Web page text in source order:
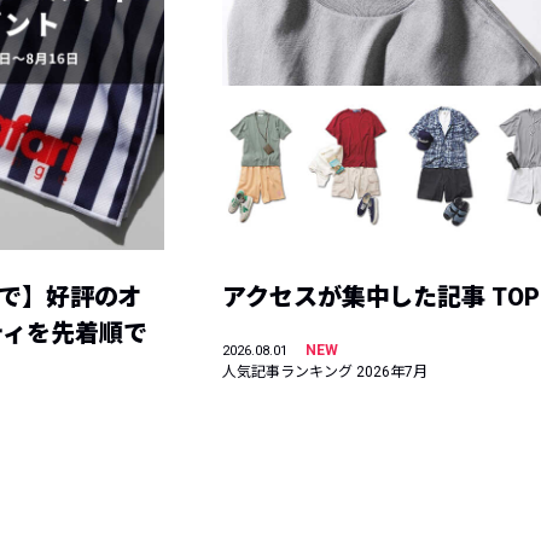
】好評のオ
を先着順で
アクセスが集中した記事
2026.08.01
NEW
人気記事ランキング 2026年7月